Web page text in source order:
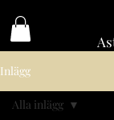
Inlägg
Alla inlägg